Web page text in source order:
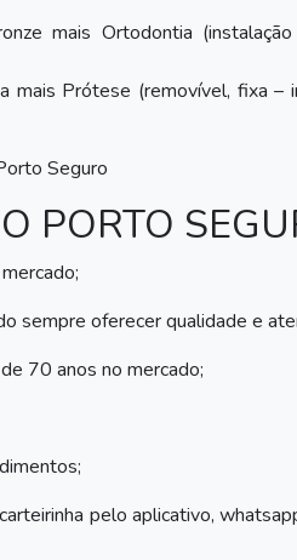
mais Ortodontia
mais Prótese (removível, fixa –
Seguro
PORTO
sempre oferecer qualidade e
70 anos no mercado;
pelo aplicativo,